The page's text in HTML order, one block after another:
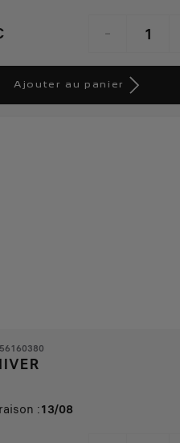
-
Ajouter au panier
:13/08